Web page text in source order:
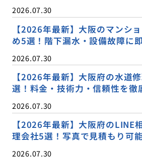
2026.07.30
【2026年最新】大阪のマンシ
め5選！階下漏水・設備故障に
2026.07.30
【2026年最新】大阪府の水道
選！料金・技術力・信頼性を徹
2026.07.30
【2026年最新】大阪府のLINE
理会社5選！写真で見積もり可
2026.07.30